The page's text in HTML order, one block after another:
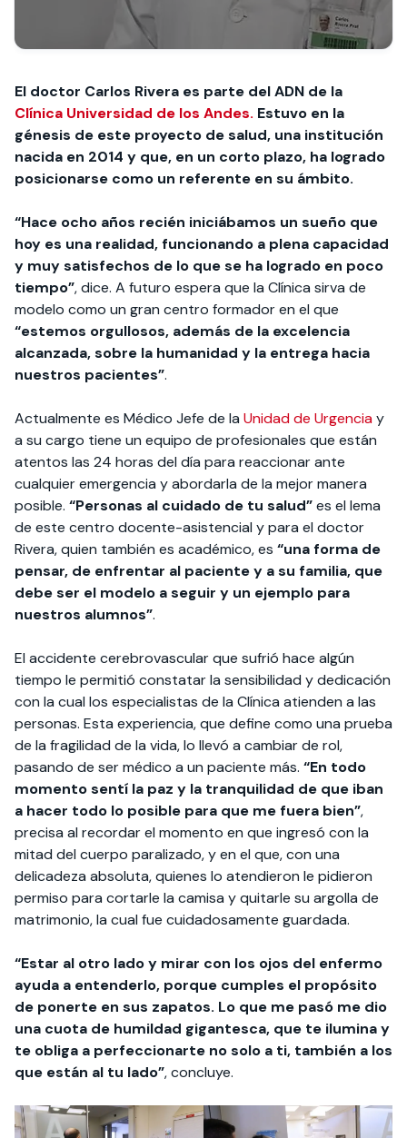
El doctor Carlos Rivera es parte del ADN de la
Clínica Universidad de los Andes. Estuvo en la
génesis de este proyecto de salud, una institución
nacida en 2014 y que, en un corto plazo, ha logrado
posicionarse como un referente en su ámbito.
“Hace ocho años recién iniciábamos un sueño que
hoy es una realidad, funcionando a plena capacidad
y muy satisfechos de lo que se ha logrado en poco
tiempo”, dice. A futuro espera que la Clínica sirva de
modelo como un gran centro formador en el que
“estemos orgullosos, además de la excelencia
alcanzada, sobre la humanidad y la entrega hacia
nuestros pacientes”.
Actualmente es Médico Jefe de la Unidad de Urgenciay
a su cargo tiene un equipo de profesionales que están
atentos las 24 horas del día para reaccionar ante
cualquier emergencia y abordarla de la mejor manera
posible. “Personas al cuidado de tu salud”es el lema
de este centro docente-asistencial y para el doctor
Rivera, quien también es académico, es “una forma de
pensar, de enfrentar al paciente y a su familia, que
debe ser el modelo a seguir y un ejemplo para
nuestros alumnos”.
El accidente cerebrovascular que sufrió hace algún
tiempo le permitió constatar la sensibilidad y dedicación
con la cual los especialistas de la Clínica atienden a las
personas. Esta experiencia, que define como una prueba
de la fragilidad de la vida, lo llevó a cambiar de rol,
pasando de ser médico a un paciente más. “En todo
momento sentí la paz y la tranquilidad de que iban
a hacer todo lo posible para que me fuera bien”,
precisa al recordar el momento en que ingresó con la
mitad del cuerpo paralizado, y en el que, con una
delicadeza absoluta, quienes lo atendieron le pidieron
permiso para cortarle la camisa y quitarle su argolla de
matrimonio, la cual fue cuidadosamente guardada.
“Estar al otro lado y mirar con los ojos del enfermo
ayuda a entenderlo, porque cumples el propósito
de ponerte en sus zapatos. Lo que me pasó me dio
una cuota de humildad gigantesca, que te ilumina y
te obliga a perfeccionarte no solo a ti, también a los
que están al tu lado”, concluye.